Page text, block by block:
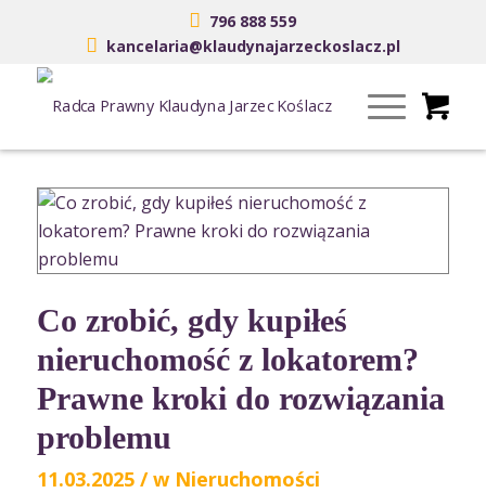
796 888 559
kancelaria@klaudynajarzeckoslacz.pl
Co zrobić, gdy kupiłeś
nieruchomość z lokatorem?
Prawne kroki do rozwiązania
problemu
11.03.2025 / w Nieruchomości